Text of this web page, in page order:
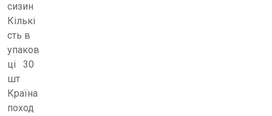
сизин
Кількі
сть в
упаков
ці 30
шт
Країна
поход